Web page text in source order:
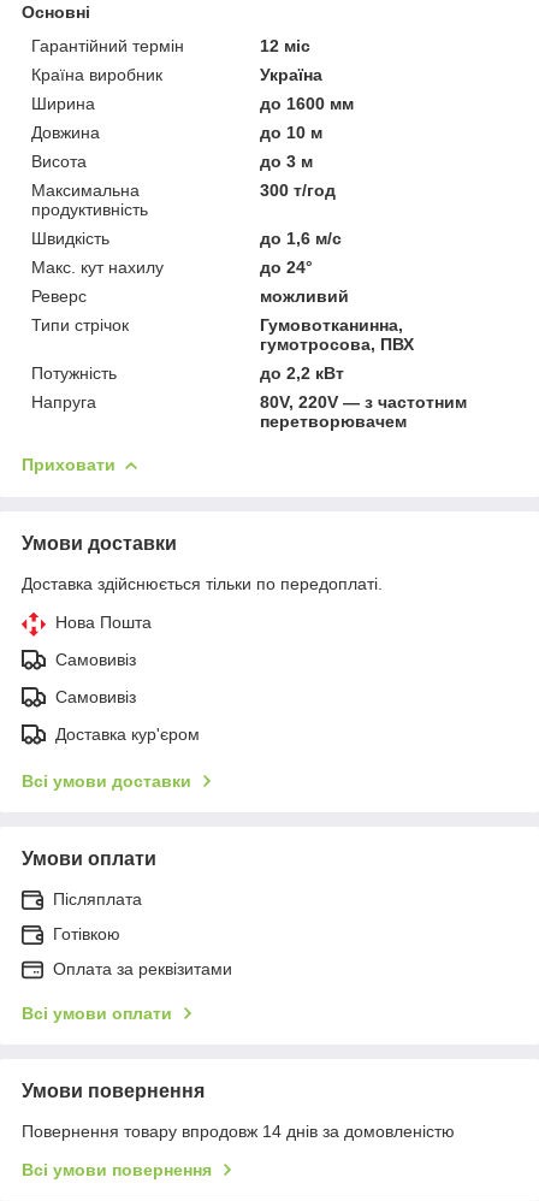
Основні
Гарантійний термін
12 міс
Країна виробник
Україна
Ширина
до 1600 мм
Довжина
до 10 м
Висота
до 3 м
Максимальна
продуктивність
300 т/год
Швидкість
до 1,6 м/с
Макс. кут нахилу
до 24°
Реверс
можливий
Типи стрічок
Гумовотканинна,
гумотросова, ПВХ
Потужність
до 2,2 кВт
Напруга
80V, 220V — з частотним
перетворювачем
Приховати
Умови доставки
Доставка здійснюється тільки по передоплаті.
Нова Пошта
Самовивіз
Самовивіз
Доставка кур'єром
Всі умови доставки
Умови оплати
Післяплата
Готівкою
Оплата за реквізитами
Всі умови оплати
Умови повернення
Повернення товару впродовж 14 днів за домовленістю
Всі умови повернення